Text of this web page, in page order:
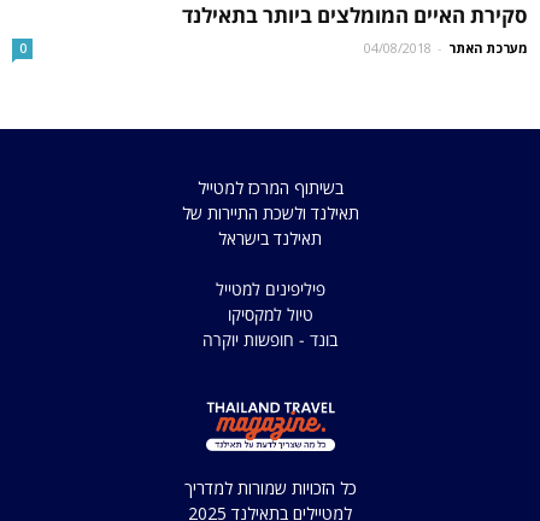
סקירת האיים המומלצים ביותר בתאילנד
מערכת האתר -
04/08/2018
0
כל הזכויות שמורות למדריך
למטיילים בתאילנד 2025
בשיתוף המרכז למטייל
תאילנד ולשכת התיירות של
תאילנד בישראל
פיליפינים למטייל
טיול למקסיקו
בונד - חופשות יוקרה